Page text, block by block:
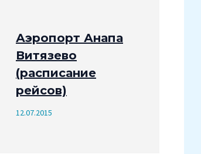
Аэропорт Анапа
Витязево
(расписание
рейсов)
12.07.2015